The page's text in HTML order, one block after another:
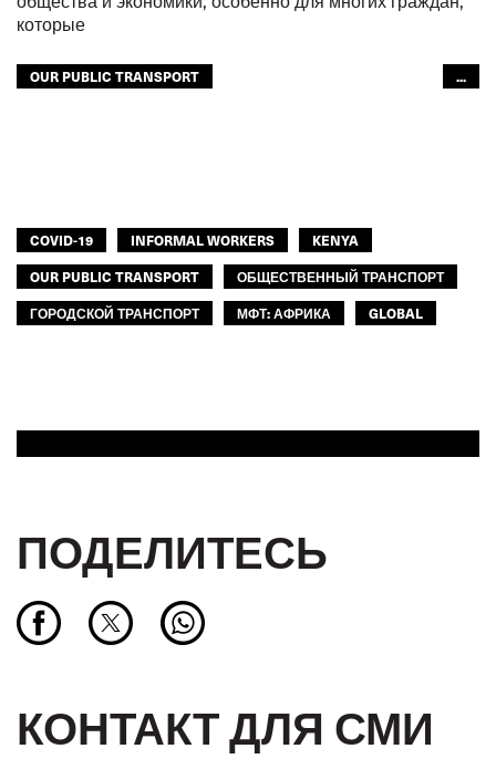
которые
OUR PUBLIC TRANSPORT
...
COVID-19 INFORMAL WORKERS
KENYA
OUR PUBLIC TRANSPORT
ОБЩЕСТВЕННЫЙ ТРАНСПОРТ
ГОРОДСКОЙ ТРАНСПОРТ
МФТ: АФРИКА GLOBAL
ПОДЕЛИТЕСЬ
КОНТАКТ ДЛЯ СМИ